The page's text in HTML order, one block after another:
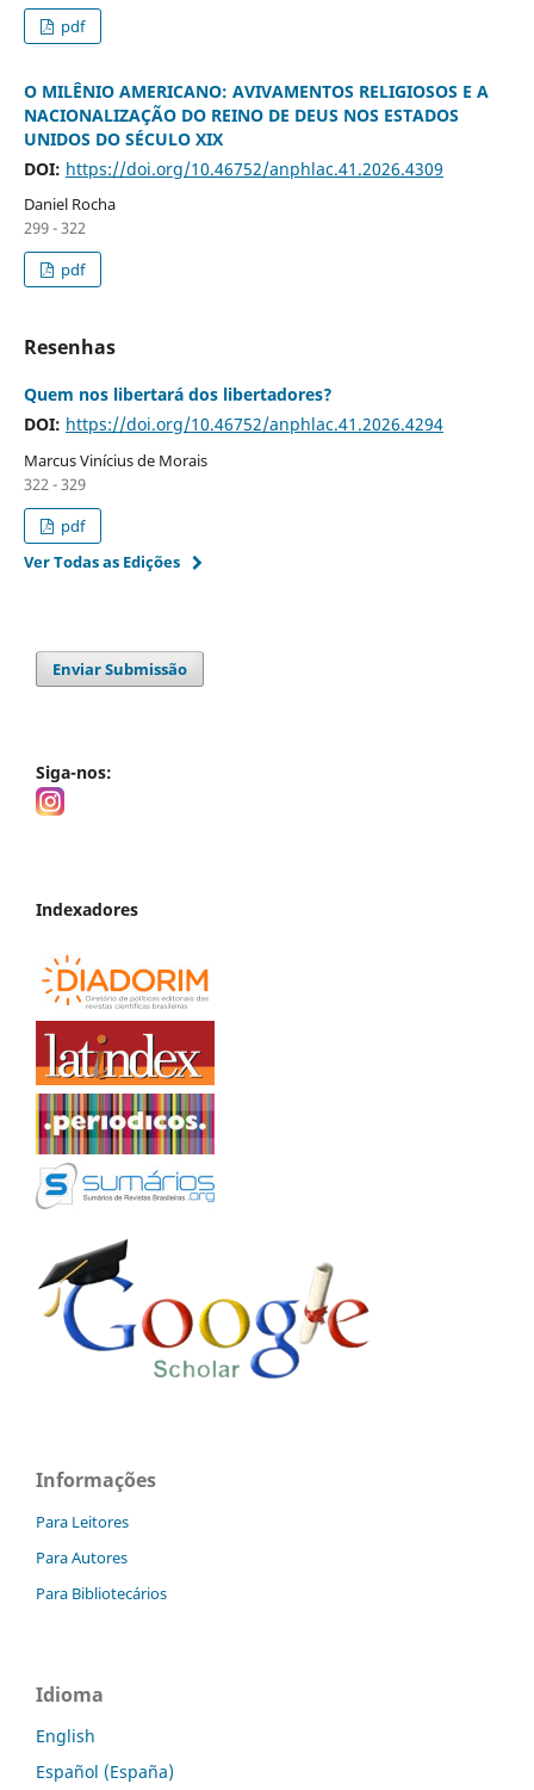
pdf
O MILÊNIO AMERICANO: AVIVAMENTOS RELIGIOSOS E A
NACIONALIZAÇÃO DO REINO DE DEUS NOS ESTADOS
UNIDOS DO SÉCULO XIX
DOI: https://doi.org/10.46752/anphlac.41.2026.4309
Daniel Rocha
299 - 322
pdf
Resenhas
Quem nos libertará dos libertadores?
DOI: https://doi.org/10.46752/anphlac.41.2026.4294
Marcus Vinícius de Morais
322 - 329
pdf
Ver Todas as Edições
Enviar Submissão
Siga-nos:
Indexadores
Informações
Para Leitores
Para Autores
Para Bibliotecários
Idioma
English
Español (España)